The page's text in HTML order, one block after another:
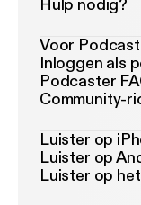
Hulp nodig?
Voor
Inloggen als
Podcaster
Community-
Luister op
Luister op
Luister op